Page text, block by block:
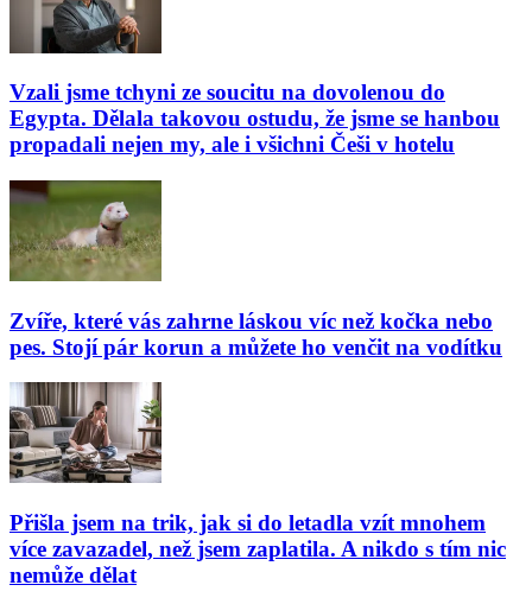
Vzali jsme tchyni ze soucitu na dovolenou do
Egypta. Dělala takovou ostudu, že jsme se hanbou
propadali nejen my, ale i všichni Češi v hotelu
Zvíře, které vás zahrne láskou víc než kočka nebo
pes. Stojí pár korun a můžete ho venčit na vodítku
Přišla jsem na trik, jak si do letadla vzít mnohem
více zavazadel, než jsem zaplatila. A nikdo s tím nic
nemůže dělat